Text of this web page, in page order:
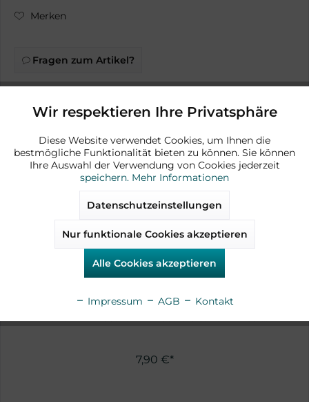
Merken
Fragen zum Artikel?
verfügbar
7,90 €*
Funktionale Aktiv
Marketing Aktiv
Aktiv
Aktiv
Wir respektieren Ihre Privatsphäre
Diese Website verwendet Cookies, um Ihnen die
bestmögliche Funktionalität bieten zu können. Sie können
Ihre Auswahl der Verwendung von Cookies jederzeit
speichern. Mehr Informationen
Datenschutzeinstellungen
Nur funktionale Cookies akzeptieren
Alle Cookies akzeptieren
Impressum AGB Kontakt